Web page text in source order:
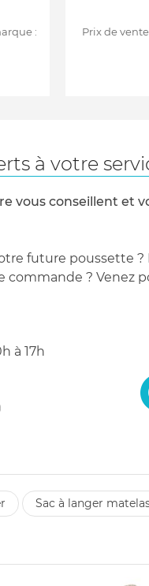
:
Prix de
à votre
vous conseillent et
future poussette ?
commande ? Venez
à 17h
sac à langer